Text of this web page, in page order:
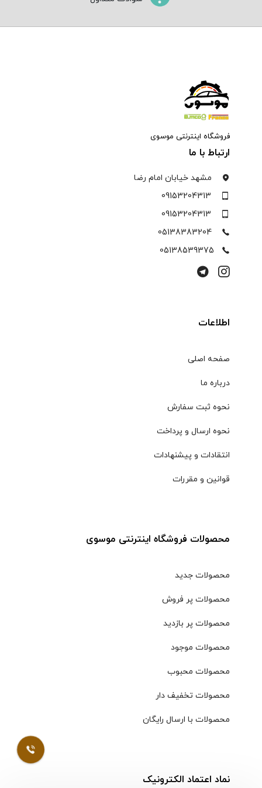
فروشگاه اینترنتی موسوی
ارتباط با ما
مشهد خیابان امام رضا
09153204313
09153204313
05138383204
05138539375
اطلاعات
صفحه اصلی
درباره ما
نحوه ثبت سفارش
نحوه ارسال و پرداخت
انتقادات و پیشنهادات
قوانین و مقررات
محصولات فروشگاه اینترنتی موسوی
محصولات جدید
محصولات پر فروش
محصولات پر بازدید
محصولات موجود
محصولات محبوب
محصولات تخفیف دار
محصولات با ارسال رایگان
نماد اعتماد الکترونیک